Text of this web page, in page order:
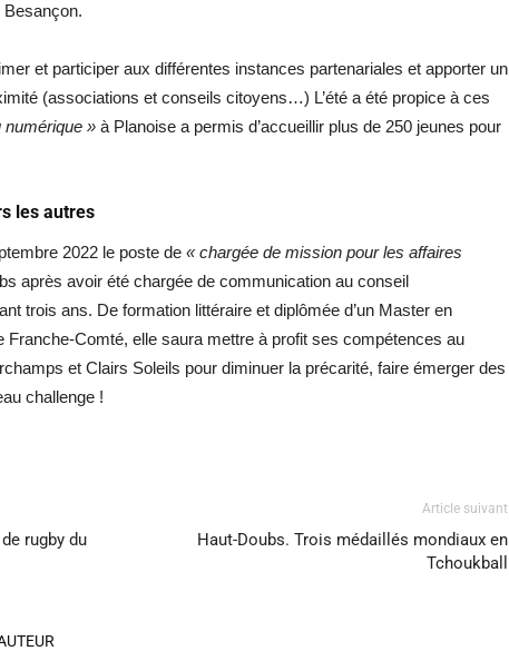
Besançon.
et participer aux différentes instances partenariales et apporter un
(associations et conseils citoyens…) L’été a été propice à ces
numérique » à Planoise a permis d’accueillir plus de 250 jeunes pour
les autres
2022 le poste de « chargée de mission pour les affaires
après avoir été chargée de communication au conseil
trois ans. De formation littéraire et diplômée d’un Master en
Franche-Comté, elle saura mettre à profit ses compétences au
et Clairs Soleils pour diminuer la précarité, faire émerger des
challenge !
rugby du
Article suivant
Haut-Doubs. Trois médaillés mondiaux en
Tchoukball